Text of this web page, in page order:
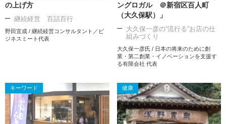
の上げ方
継続経営 百話百行
野田宜成 / 継続経営コンサルタント／ビ
ジネスミート代表
ングロガル ＠新宿区百人町
（大久保駅）」
大久保一彦の“流行る”お店の仕
組みづくり
大久保一彦氏 / 日本の将来のために創
業・第二創業・イノベーションを支援す
る有限会社 代表
キーワード 健康